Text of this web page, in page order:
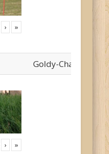
› »
Goldy-Cha`risa
› »